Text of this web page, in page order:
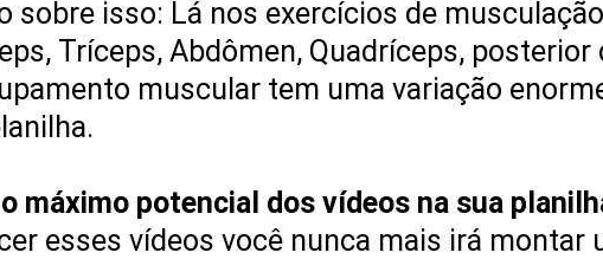
sobre isso: Lá nos exercícios de
Tríceps, Abdômen, Quadríceps, posterior
muscular tem uma variação
máximo potencial dos vídeos na sua
esses vídeos você nunca mais irá montar